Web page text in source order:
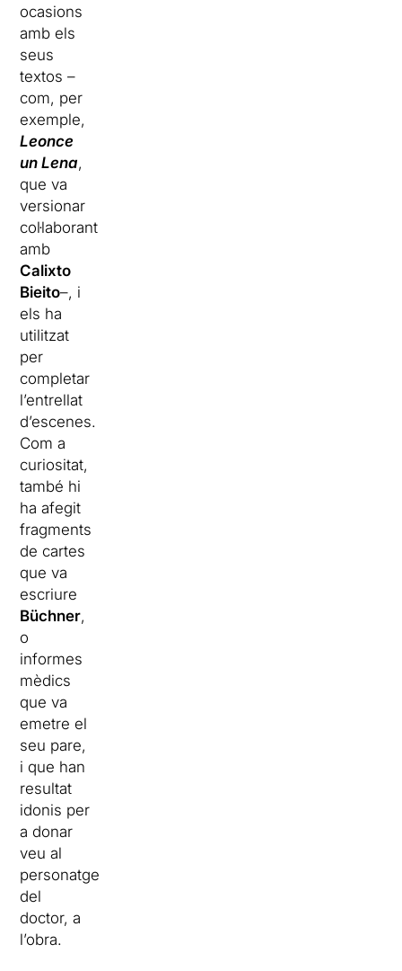
ocasions
amb els
seus
textos –
com, per
exemple,
Leonce
un Lena,
que va
versionar
col·laborant
amb
Calixto
Bieito–, i
els ha
utilitzat
per
completar
l’entrellat
d’escenes.
Com a
curiositat,
també hi
ha afegit
fragments
de cartes
que va
escriure
Büchner,
o
informes
mèdics
que va
emetre el
seu pare,
i que han
resultat
idonis per
a donar
veu al
personatge
del
doctor, a
l’obra.